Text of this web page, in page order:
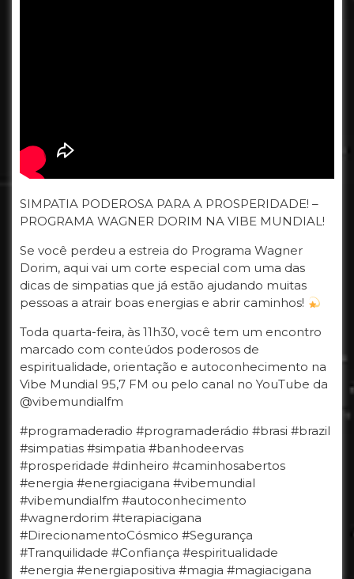
SIMPATIA PODEROSA PARA A PROSPERIDADE! –
PROGRAMA WAGNER DORIM NA VIBE MUNDIAL!
Se você perdeu a estreia do Programa Wagner
Dorim, aqui vai um corte especial com uma das
dicas de simpatias que já estão ajudando muitas
pessoas a atrair boas energias e abrir caminhos!
Toda quarta-feira, às 11h30, você tem um encontro
marcado com conteúdos poderosos de
espiritualidade, orientação e autoconhecimento na
Vibe Mundial 95,7 FM ou pelo canal no YouTube da
@vibemundialfm
#programaderadio #programaderádio #brasi #brazil
#simpatias #simpatia #banhodeervas
#prosperidade #dinheiro #caminhosabertos
#energia #energiacigana #vibemundial
#vibemundialfm #autoconhecimento
#wagnerdorim #terapiacigana
#DirecionamentoCósmico #Segurança
#Tranquilidade #Confiança #espiritualidade
#energia #energiapositiva #magia #magiacigana